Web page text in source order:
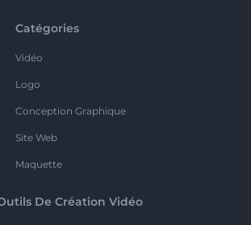
Catégories
Vidéo
Logo
Conception Graphique
Site Web
Maquette
De Création Vidéo